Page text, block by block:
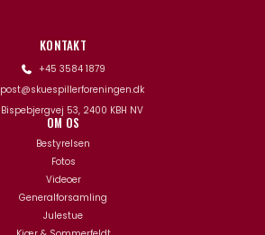
KONTAKT
+45 3584 1879
post@skuespillerforeningen.dk
Bispebjergvej 53, 2400 KBH NV
OM OS
Bestyrelsen
Fotos
Videoer
Generalforsamling
Julestue